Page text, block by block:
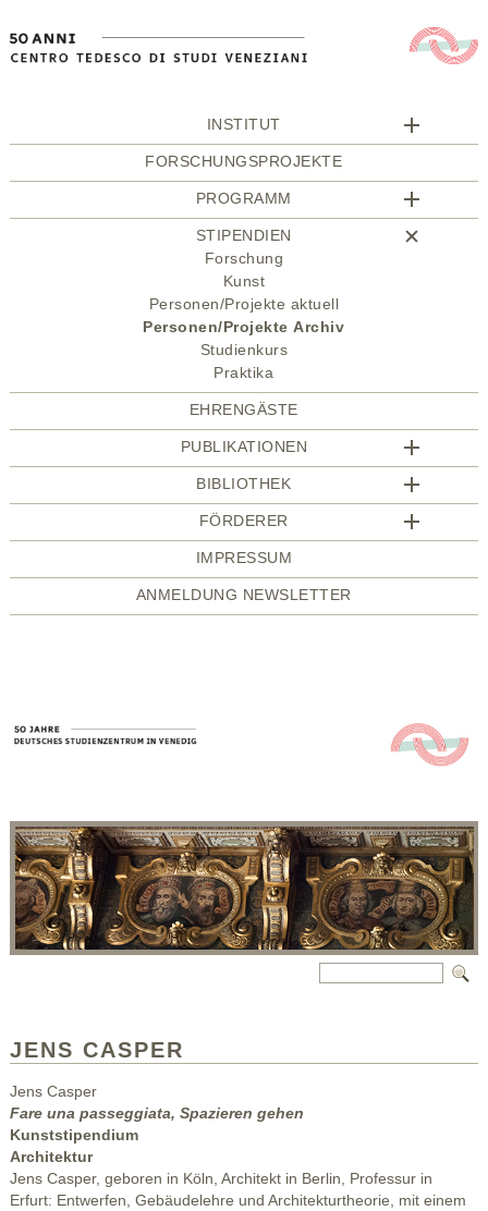
INSTITUT
FORSCHUNGSPROJEKTE
PROGRAMM
STIPENDIEN
Forschung
Kunst
Personen/Projekte aktuell
Personen/Projekte Archiv
Studienkurs
Praktika
EHRENGÄSTE
PUBLIKATIONEN
BIBLIOTHEK
FÖRDERER
IMPRESSUM
ANMELDUNG NEWSLETTER
JENS CASPER
Jens Casper
Fare una passeggiata, Spazieren gehen
Kunststipendium
Architektur
Jens Casper, geboren in Köln, Architekt in Berlin, Professur in
Erfurt: Entwerfen, Gebäudelehre und Architekturtheorie, mit einem